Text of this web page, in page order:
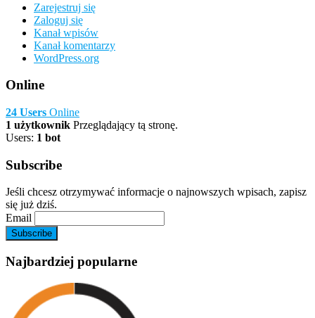
Zarejestruj się
Zaloguj się
Kanał wpisów
Kanał komentarzy
WordPress.org
Online
24 Users Online
1 użytkownik Przeglądający tą stronę.
Users: 1 bot
Subscribe
Jeśli chcesz otrzymywać informacje o najnowszych wpisach, zapisz
się już dziś.
Email
Najbardziej popularne